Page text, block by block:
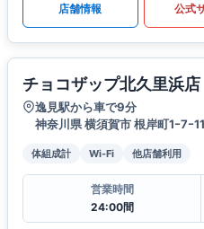
店舗情報 公式
チョコザップ北久里浜店
逸見駅から車で9分
神奈川県 横須賀市 根岸町1ｰ7ｰ
体組成計 Wi-Fi 他店舗利用
営業時間
24:00間